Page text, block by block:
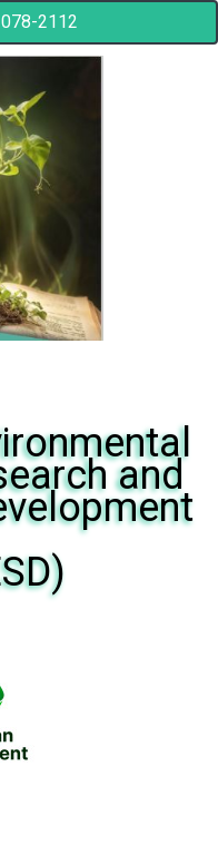
2112
and